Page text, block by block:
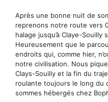
Après une bonne nuit de
reprenons notre route vers
halage jusqu’à Claye-
Heureusement que le
endroits qui, comme hier,
notre civilisation. Nous
Clays-Souilly et la fin du
roulante toujours le long du
sommes hébergés chez